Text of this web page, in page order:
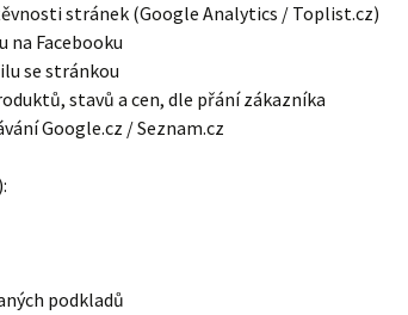
stránek (Google Analytics / Toplist.cz)
Facebooku
se stránkou
stavů a cen, dle přání zákazníka
Google.cz / Seznam.cz
podkladů